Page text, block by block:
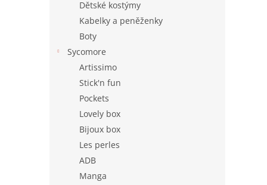
Dětské kostýmy
Kabelky a peněženky
Boty
Sycomore
Artissimo
Stick'n fun
Pockets
Lovely box
Bijoux box
Les perles
ADB
Manga